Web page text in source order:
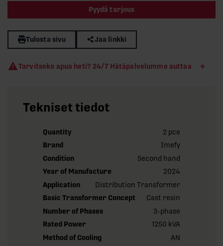
Pyydä tarjous
Tulosta sivu Jaa linkki
Tarvitseko apua heti? 24/7 Hätäpalvelumme auttaa
Tekniset tiedot
Quantity
2 pce
Brand
Imefy
Condition
Second hand
Year of Manufacture
2024
Application
Distribution Transformer
Basic Transformer Concept
Cast resin
Number of Phases
3-phase
Rated Power
1250 kVA
Method of Cooling
AN